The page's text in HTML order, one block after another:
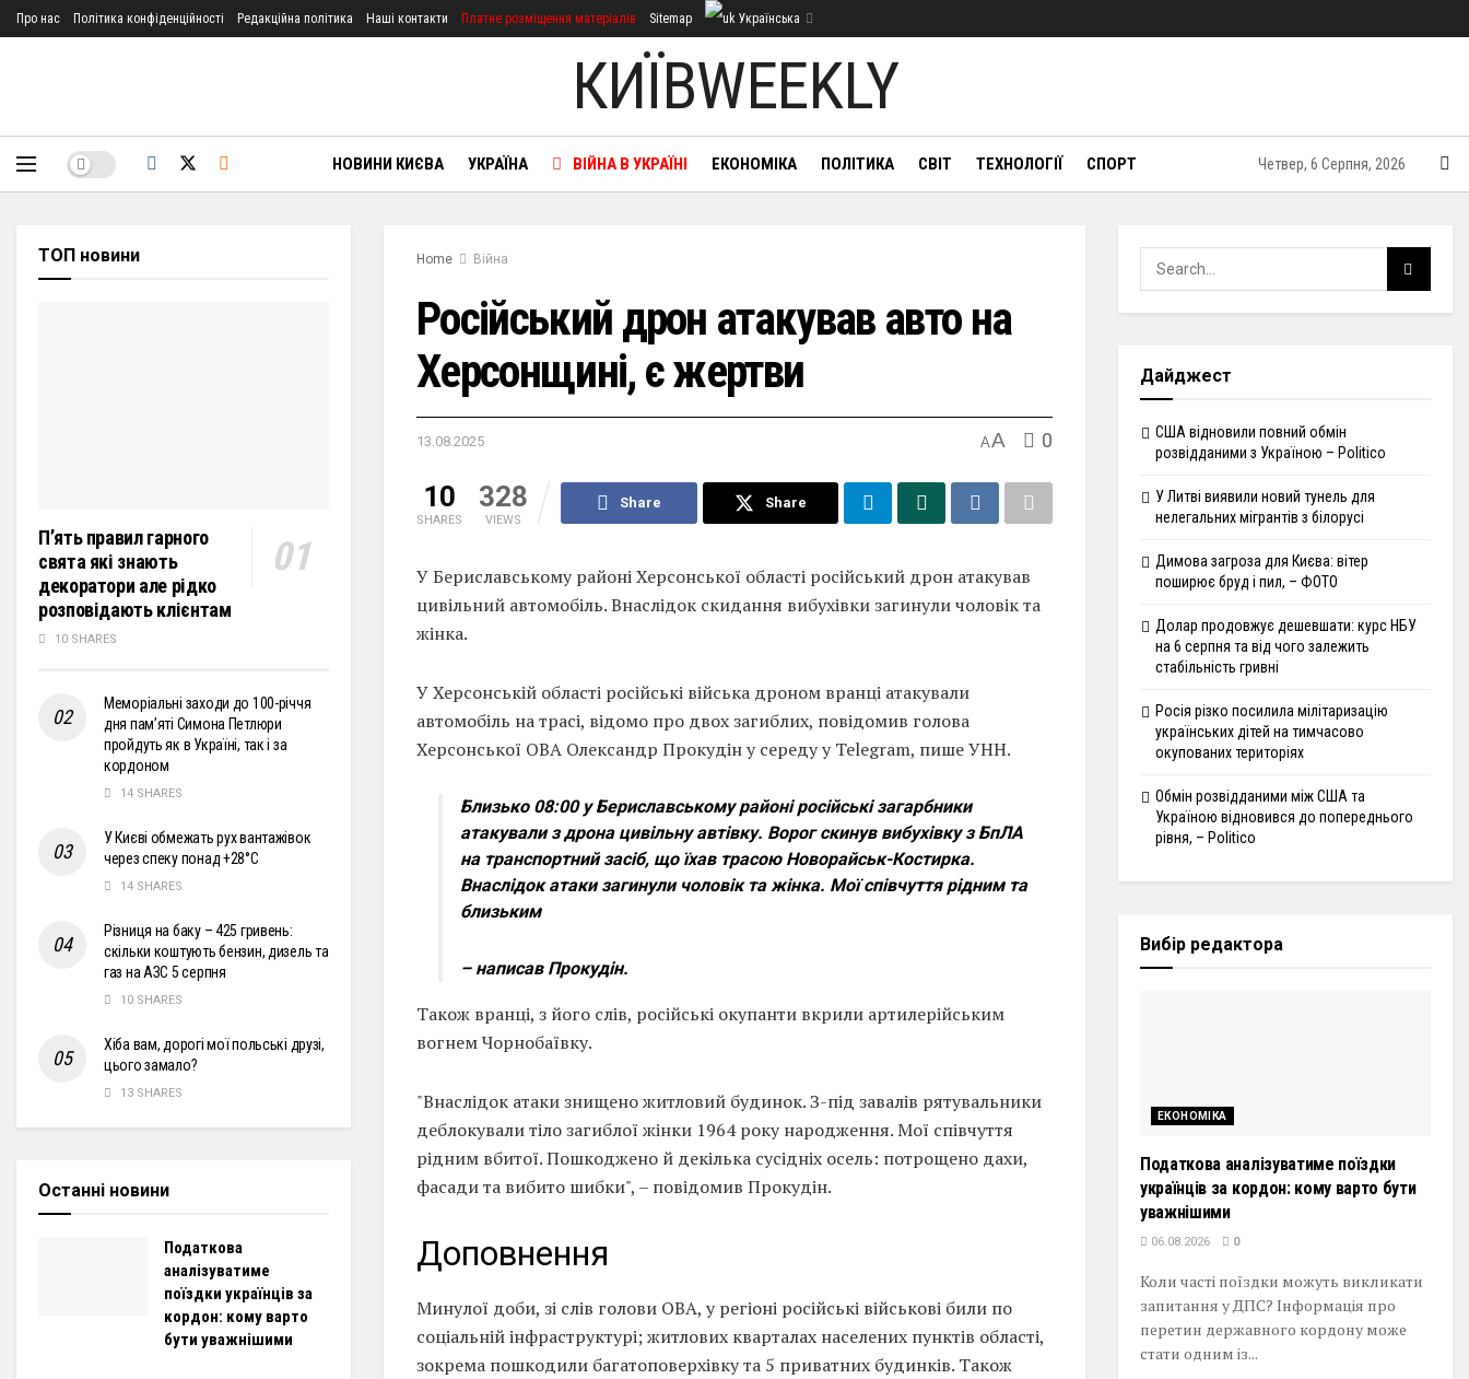
Про нас Політика конфіденційності Редакційна політика Наші контакти Платне розміщення матеріалів Sitemap Українська
КИЇВWEEKLY
НОВИНИ КИЄВА УКРАЇНА ВІЙНА В УКРАЇНІ ЕКОНОМІКА ПОЛІТИКА СВІТ ТЕХНОЛОГІЇ СПОРТ Четвер, 6 Серпня, 2026
Home Війна
Російський дрон атакував авто на
Херсонщині, є жертви
13.08.2025 AA 0
10
SHARES
328
VIEWS
Share Share
У Бериславському районі Херсонської області російський дрон атакував
цивільний автомобіль. Внаслідок скидання вибухівки загинули чоловік та
жінка.
У Херсонській області російські війська дроном вранці атакували
автомобіль на трасі, відомо про двох загиблих, повідомив голова
Херсонської ОВА Олександр Прокудін у середу у Telegram, пише УНН.
Близько 08:00 у Бериславському районі російські загарбники
атакували з дрона цивільну автівку. Ворог скинув вибухівку з БпЛА
на транспортний засіб, що їхав трасою Новорайськ-Костирка.
Внаслідок атаки загинули чоловік та жінка. Мої співчуття рідним та
близьким
– написав Прокудін.
Також вранці, з його слів, російські окупанти вкрили артилерійським
вогнем Чорнобаївку.
"Внаслідок атаки знищено житловий будинок. З-під завалів рятувальники
деблокували тіло загиблої жінки 1964 року народження. Мої співчуття
рідним вбитої. Пошкоджено й декілька сусідніх осель: потрощено дахи,
фасади та вибито шибки", – повідомив Прокудін.
Доповнення
Минулої доби, зі слів голови ОВА, у регіоні російські військові били по
соціальній інфраструктурі; житлових кварталах населених пунктів області,
зокрема пошкодили багатоповерхівку та 5 приватних будинків. Також
ТОП новини
П’ять правил гарного
свята які знають
декоратори але рідко
розповідають клієнтам
10 SHARES
Меморіальні заходи до 100-річчя
дня пам’яті Симона Петлюри
пройдуть як в Україні, так і за
кордоном
14 SHARES
У Києві обмежать рух вантажівок
через спеку понад +28°С
14 SHARES
Різниця на баку – 425 гривень:
скільки коштують бензин, дизель та
газ на АЗС 5 серпня
10 SHARES
Хіба вам, дорогі мої польські друзі,
цього замало?
13 SHARES
Останні новини
Податкова
аналізуватиме
поїздки українців за
кордон: кому варто
бути уважнішими
Дайджест
США відновили повний обмін
розвідданими з Україною – Politico
У Литві виявили новий тунель для
нелегальних мігрантів з білорусі
Димова загроза для Києва: вітер
поширює бруд і пил, – ФОТО
Долар продовжує дешевшати: курс НБУ
на 6 серпня та від чого залежить
стабільність гривні
Росія різко посилила мілітаризацію
українських дітей на тимчасово
окупованих територіях
Обмін розвідданими між США та
Україною відновився до попереднього
рівня, – Politico
Вибір редактора
ЕКОНОМІКА
Податкова аналізуватиме поїздки
українців за кордон: кому варто бути
уважнішими
06.08.2026 0
Коли часті поїздки можуть викликати
запитання у ДПС? Інформація про
перетин державного кордону може
стати одним із...